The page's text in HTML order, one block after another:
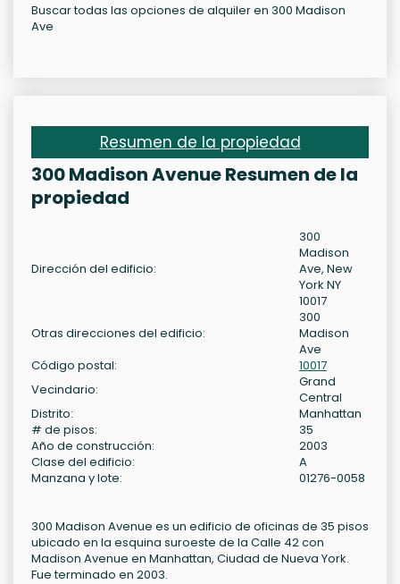
Buscar todas las opciones de alquiler en 300 Madison
Ave
Resumen de la propiedad
300 Madison Avenue Resumen de la
propiedad
Dirección del edificio:
300
Madison
Ave, New
York NY
10017
Otras direcciones del edificio:
300
Madison
Ave
Código postal:
10017
Vecindario:
Grand
Central
Distrito:
Manhattan
# de pisos:
35
Año de construcción:
2003
Clase del edificio:
A
Manzana y lote:
01276-0058
300 Madison Avenue es un edificio de oficinas de 35 pisos
ubicado en la esquina suroeste de la Calle 42 con
Madison Avenue en Manhattan, Ciudad de Nueva York.
Fue terminado en 2003.